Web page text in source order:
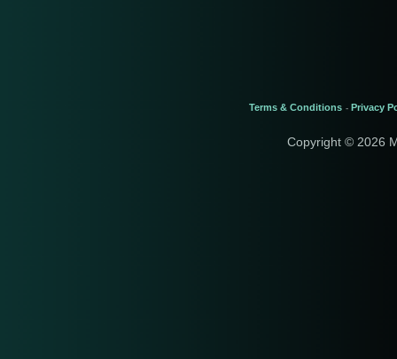
Terms & Conditions - Privacy
Copyright © 2026